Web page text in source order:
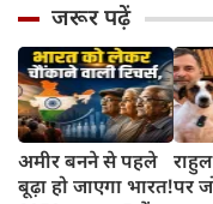
जरूर पढ़ें
अमीर बनने से पहले
बूढ़ा हो जाएगा भारत!पर